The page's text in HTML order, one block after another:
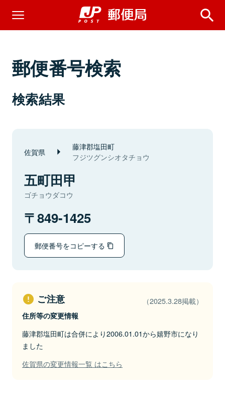
郵便番号検索
検索結果
佐賀県 藤津郡塩田町
フジツグンシオタチョウ
五町田甲
ゴチョウダコウ
849-1425
郵便番号をコピーする
ご注意 （2025.3.28掲載）
住所等の変更情報
藤津郡塩田町は合併により2006.01.01から嬉野市になり
ました
佐賀県の変更情報一覧 はこちら